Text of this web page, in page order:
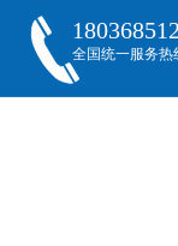
全国统一服务热